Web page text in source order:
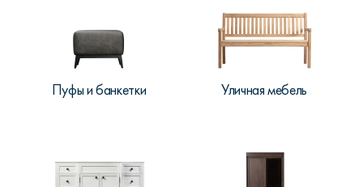
Пуфы и банкетки Уличная мебель